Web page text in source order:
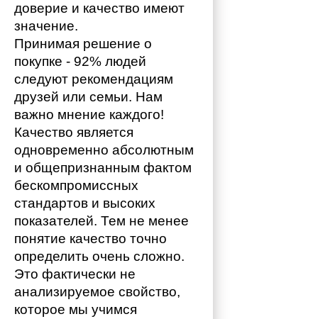
доверие и качество имеют
значение.
Принимая решение о
покупке - 92% людей
следуют рекомендациям
друзей или семьи. Нам
важно мнение каждого!
Качество является
одновременно абсолютным
и общепризнанным фактом
бескомпромиссных
стандартов и высоких
показателей. Тем не менее
понятие качество точно
определить очень сложно.
Это фактически не
анализируемое свойство,
которое мы учимся